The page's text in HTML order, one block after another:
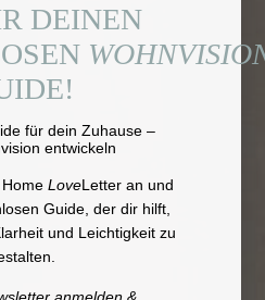
DEINEN
LoveLetter an und
Guide, der dir hilft,
und Leichtigkeit zu
anmelden &